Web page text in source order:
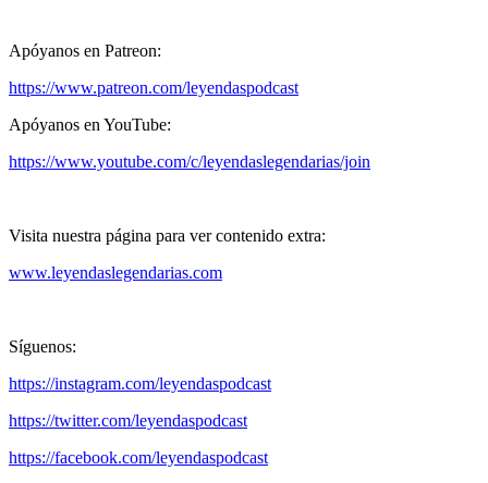
Apóyanos en Patreon:
https://www.patreon.com/leyendaspodcast
Apóyanos en YouTube:
https://www.youtube.com/c/leyendaslegendarias/join
Visita nuestra página para ver contenido extra:
www.leyendaslegendarias.com
Síguenos:
https://instagram.com/leyendaspodcast
https://twitter.com/leyendaspodcast
https://facebook.com/leyendaspodcast